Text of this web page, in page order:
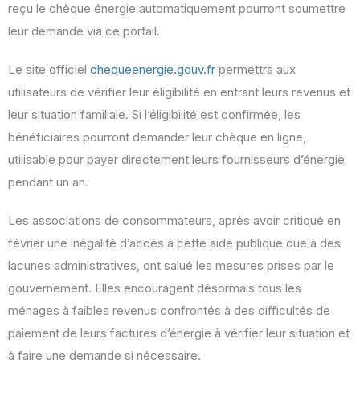
reçu le chèque énergie automatiquement pourront soumettre
leur demande via ce portail.
Le site officiel chequeenergie.gouv.fr permettra aux
utilisateurs de vérifier leur éligibilité en entrant leurs revenus et
leur situation familiale. Si l’éligibilité est confirmée, les
bénéficiaires pourront demander leur chèque en ligne,
utilisable pour payer directement leurs fournisseurs d’énergie
pendant un an.
Les associations de consommateurs, après avoir critiqué en
février une inégalité d’accès à cette aide publique due à des
lacunes administratives, ont salué les mesures prises par le
gouvernement. Elles encouragent désormais tous les
ménages à faibles revenus confrontés à des difficultés de
paiement de leurs factures d’énergie à vérifier leur situation et
à faire une demande si nécessaire.